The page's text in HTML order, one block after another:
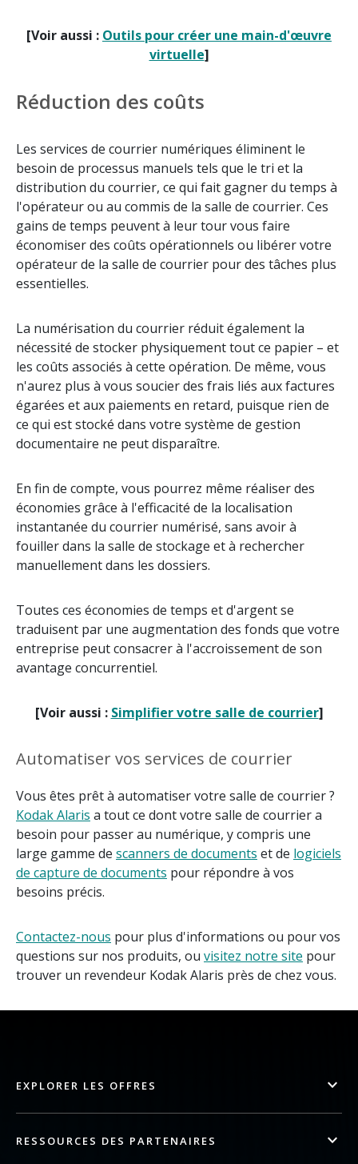
[Voir aussi : Outils pour créer une main-d'œuvre
virtuelle]
Réduction des coûts
Les services de courrier numériques éliminent le
besoin de processus manuels tels que le tri et la
distribution du courrier, ce qui fait gagner du temps à
l'opérateur ou au commis de la salle de courrier. Ces
gains de temps peuvent à leur tour vous faire
économiser des coûts opérationnels ou libérer votre
opérateur de la salle de courrier pour des tâches plus
essentielles.
La numérisation du courrier réduit également la
nécessité de stocker physiquement tout ce papier – et
les coûts associés à cette opération. De même, vous
n'aurez plus à vous soucier des frais liés aux factures
égarées et aux paiements en retard, puisque rien de
ce qui est stocké dans votre système de gestion
documentaire ne peut disparaître.
En fin de compte, vous pourrez même réaliser des
économies grâce à l'efficacité de la localisation
instantanée du courrier numérisé, sans avoir à
fouiller dans la salle de stockage et à rechercher
manuellement dans les dossiers.
Toutes ces économies de temps et d'argent se
traduisent par une augmentation des fonds que votre
entreprise peut consacrer à l'accroissement de son
avantage concurrentiel.
[Voir aussi : Simplifier votre salle de courrier]
Automatiser vos services de courrier
Vous êtes prêt à automatiser votre salle de courrier ?
Kodak Alaris a tout ce dont votre salle de courrier a
besoin pour passer au numérique, y compris une
large gamme de scanners de documents et de logiciels
de capture de documents pour répondre à vos
besoins précis.
Contactez-nous pour plus d'informations ou pour vos
questions sur nos produits, ou visitez notre site pour
trouver un revendeur Kodak Alaris près de chez vous.
EXPLORER LES OFFRES
RESSOURCES DES PARTENAIRES